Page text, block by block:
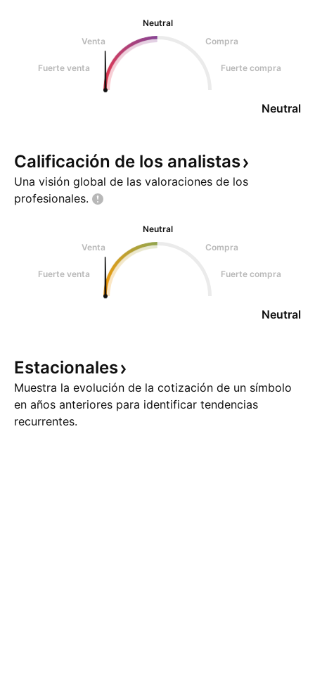
Neutral
Venta
Compra
Fuerte venta Fuerte compra
Neutral
Calificación de los analistas
Una visión global de las valoraciones de los
profesionales.
Neutral
Venta
Compra
Fuerte venta Fuerte compra
Neutral
Estacionales
Muestra la evolución de la cotización de un símbolo
en años anteriores para identificar tendencias
recurrentes.